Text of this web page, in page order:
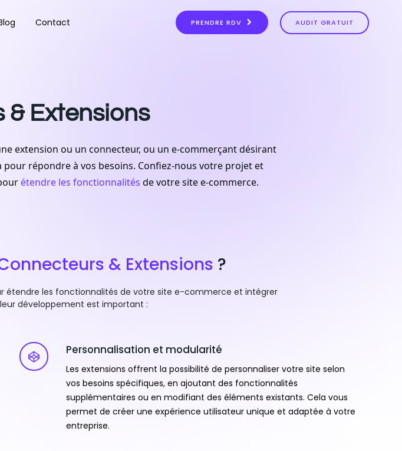
Contact PRENDRE RDV AUDIT GRATUIT
Extensions
extension ou un connecteur, ou un e-commerçant désirant
répondre à vos besoins. Confiez-nous votre projet et
étendre les fonctionnalités de votre site e-commerce.
& Extensions ?
étendre les fonctionnalités de votre site e-commerce et intégrer
développement est important :
Personnalisation et modularité
Les extensions offrent la possibilité de personnaliser votre site selon
vos besoins spécifiques, en ajoutant des fonctionnalités
supplémentaires ou en modifiant des éléments existants. Cela vous
permet de créer une expérience utilisateur unique et adaptée à votre
entreprise.